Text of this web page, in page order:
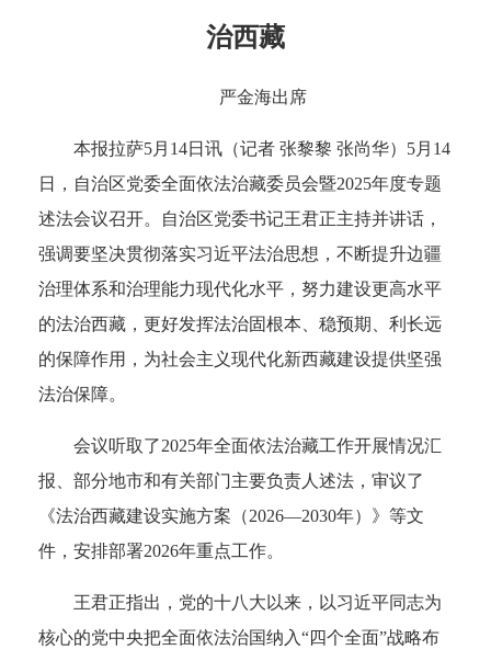
治西藏
严金海出席
本报拉萨5月14日讯（记者 张黎黎 张尚华）5月14
日，自治区党委全面依法治藏委员会暨2025年度专题
述法会议召开。自治区党委书记王君正主持并讲话，
强调要坚决贯彻落实习近平法治思想，不断提升边疆
治理体系和治理能力现代化水平，努力建设更高水平
的法治西藏，更好发挥法治固根本、稳预期、利长远
的保障作用，为社会主义现代化新西藏建设提供坚强
法治保障。
会议听取了2025年全面依法治藏工作开展情况汇
报、部分地市和有关部门主要负责人述法，审议了
《法治西藏建设实施方案（2026—2030年）》等文
件，安排部署2026年重点工作。
王君正指出，党的十八大以来，以习近平同志为
核心的党中央把全面依法治国纳入“四个全面”战略布